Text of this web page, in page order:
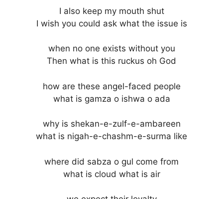
I also keep my mouth shut
I wish you could ask what the issue is
when no one exists without you
Then what is this ruckus oh God
how are these angel-faced people
what is gamza o ishwa o ada
why is shekan-e-zulf-e-ambareen
what is nigah-e-chashm-e-surma like
where did sabza o gul come from
what is cloud what is air